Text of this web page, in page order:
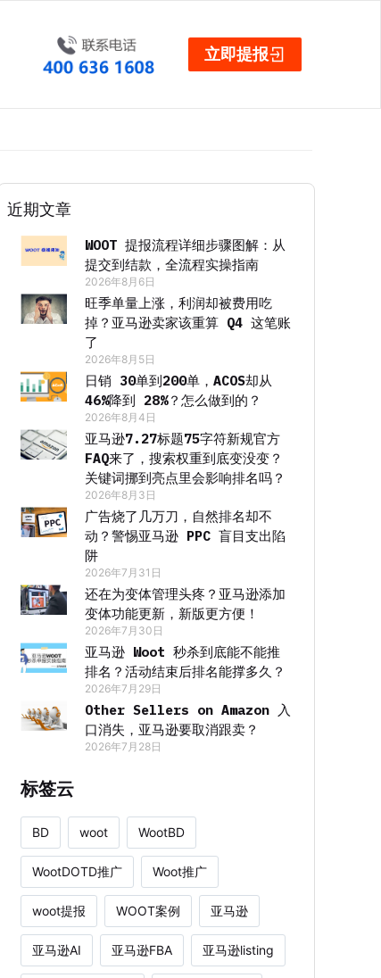
立即提报
近期文章
WOOT 提报流程详细步骤图解：从
提交到结款，全流程实操指南
2026年8月6日
旺季单量上涨，利润却被费用吃
掉？亚马逊卖家该重算 Q4 这笔账
了
2026年8月5日
日销 30单到200单，ACOS却从
46%降到 28%？怎么做到的？
2026年8月4日
亚马逊7.27标题75字符新规官方
FAQ来了，搜索权重到底变没变？
关键词挪到亮点里会影响排名吗？
2026年8月3日
广告烧了几万刀，自然排名却不
动？警惕亚马逊 PPC 盲目支出陷
阱
2026年7月31日
还在为变体管理头疼？亚马逊添加
变体功能更新，新版更方便！
2026年7月30日
亚马逊 Woot 秒杀到底能不能推
排名？活动结束后排名能撑多久？
2026年7月29日
Other Sellers on Amazon 入
口消失，亚马逊要取消跟卖？
2026年7月28日
标签云
BD woot WootBD
WootDOTD推广 Woot推广
woot提报 WOOT案例 亚马逊
亚马逊AI 亚马逊FBA 亚马逊listing